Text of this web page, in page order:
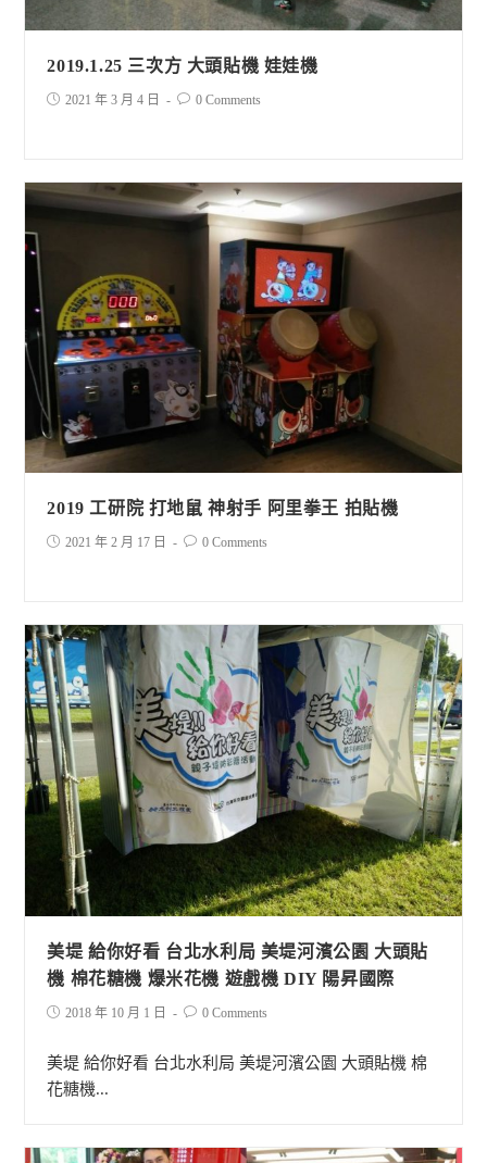
2019.1.25 三次方 大頭貼機 娃娃機
2021 年 3 月 4 日 0 Comments
2019 工研院 打地鼠 神射手 阿里拳王 拍貼機
2021 年 2 月 17 日 0 Comments
美堤 給你好看 台北水利局 美堤河濱公園 大頭貼
機 棉花糖機 爆米花機 遊戲機 DIY 陽昇國際
2018 年 10 月 1 日 0 Comments
美堤 給你好看 台北水利局 美堤河濱公園 大頭貼機 棉
花糖機...